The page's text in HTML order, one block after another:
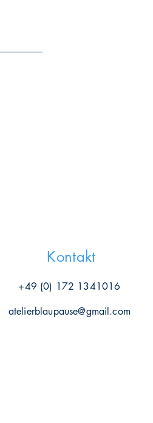
Kontakt
+49 (0) 172 1341016
atelierblaupause@gmail.com